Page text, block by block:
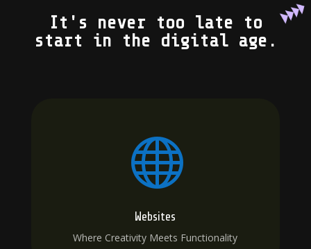
It's never too late to
start in the digital age.

Websites
Where Creativity Meets Functionality